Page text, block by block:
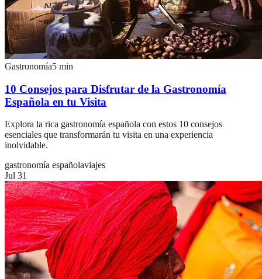
Gastronomía5 min
10 Consejos para Disfrutar de la Gastronomía
Española en tu Visita
Explora la rica gastronomía española con estos 10 consejos
esenciales que transformarán tu visita en una experiencia
inolvidable.
gastronomía españolaviajes
Jul 31